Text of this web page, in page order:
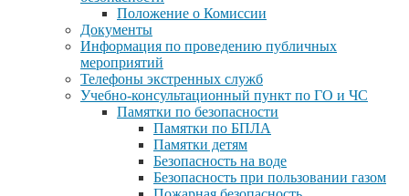
Положение о Комиссии
Документы
Информация по проведению публичных
мероприятий
Телефоны экстренных служб
Учебно-консультационный пункт по ГО и ЧС
Памятки по безопасности
Памятки по БПЛА
Памятки детям
Безопасность на воде
Безопасность при пользовании газом